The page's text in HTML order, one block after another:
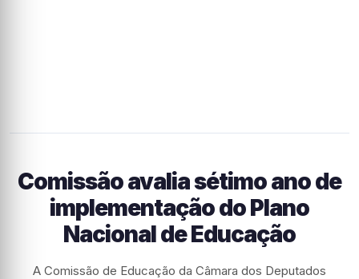
Comissão avalia sétimo ano de
implementação do Plano
Nacional de Educação
A Comissão de Educação da Câmara dos Deputados